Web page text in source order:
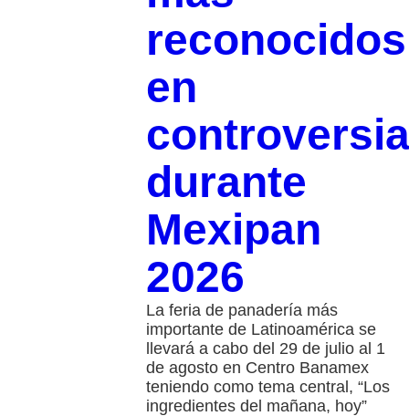
reconocidos
en
controversia
durante
Mexipan
2026
La feria de panadería más
importante de Latinoamérica se
llevará a cabo del 29 de julio al 1
de agosto en Centro Banamex
teniendo como tema central, “Los
ingredientes del mañana, hoy”